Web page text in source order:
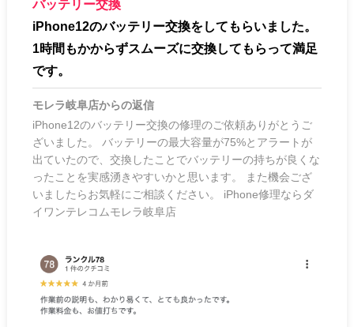
バッテリー交換
iPhone12のバッテリー交換をしてもらいました。
1時間もかからずスムーズに交換してもらって満足
です。
モレラ岐阜店からの返信
iPhone12のバッテリー交換の修理のご依頼ありがとうご
ざいました。 バッテリーの最大容量が75%とアラートが
出ていたので、交換したことでバッテリーの持ちが良くな
ったことを実感湧きやすいかと思います。 また機会ござ
いましたらお気軽にご相談ください。 iPhone修理ならダ
イワンテレコムモレラ岐阜店